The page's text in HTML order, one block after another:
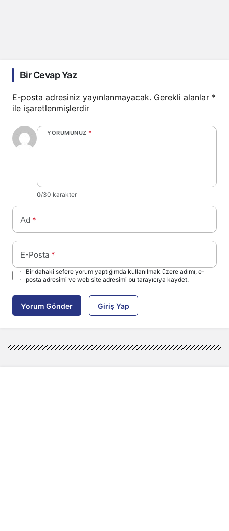
Bir Cevap Yaz
E-posta adresiniz yayınlanmayacak. Gerekli alanlar *
ile işaretlenmişlerdir
YORUMUNUZ *
0/30 karakter
Ad *
E-Posta *
Bir dahaki sefere yorum yaptığımda kullanılmak üzere adımı, e-
posta adresimi ve web site adresimi bu tarayıcıya kaydet.
Yorum Gönder Giriş Yap